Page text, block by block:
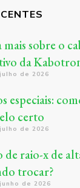
mais sobre o
da
de 2026
especiais:
certo
de 2026
de raio-x de
trocar?
de 2026